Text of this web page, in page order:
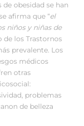
de obesidad se han
afirma que “el
niños y niñas de
de los Trastornos
prevalente. Los
médicos
otras
problemas
de belleza